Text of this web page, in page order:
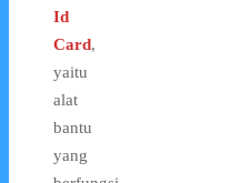
Id
Card,
yaitu
alat
bantu
yang